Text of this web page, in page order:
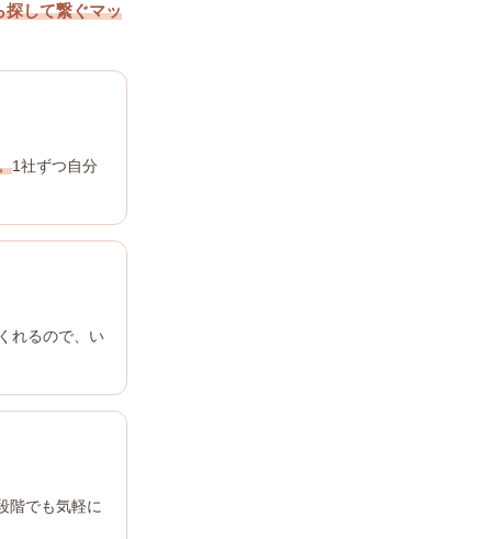
探して繋ぐマッ
1社ずつ自分
れるので、い
階でも気軽に